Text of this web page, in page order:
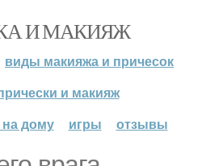
И МАКИЯЖ
виды макияжа и причесок
и макияж
дому
игры отзывы